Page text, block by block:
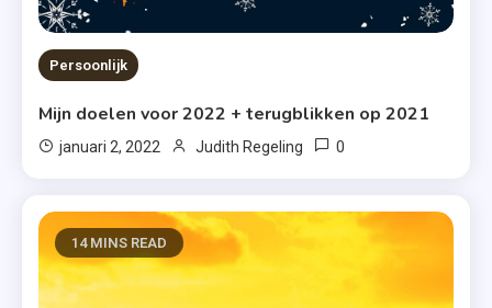
Persoonlijk
Mijn doelen voor 2022 + terugblikken op 2021
januari 2, 2022 Judith Regeling 0
14 MINS READ